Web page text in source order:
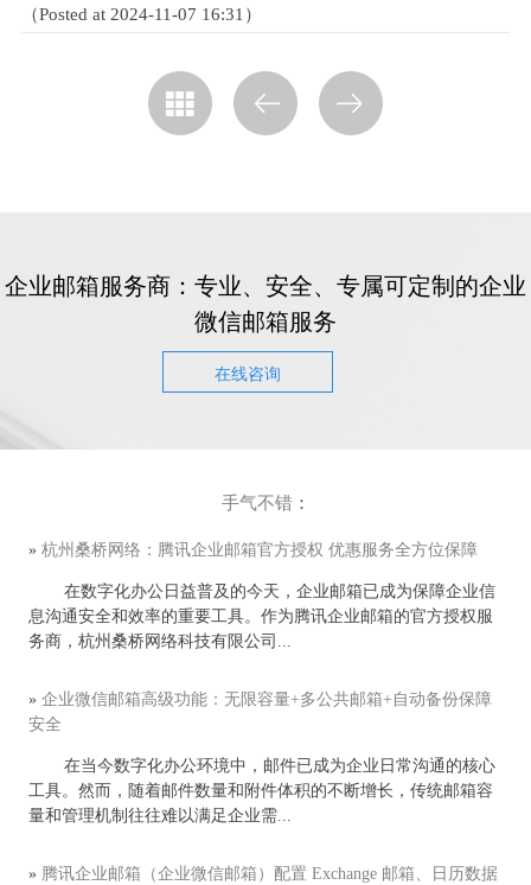
（Posted at 2024-11-07 16:31）
企业邮箱服务商：专业、安全、专属可定制的企业
微信邮箱服务
在线咨询
手气不错：
» 杭州桑桥网络：腾讯企业邮箱官方授权 优惠服务全方位保障
在数字化办公日益普及的今天，企业邮箱已成为保障企业信
息沟通安全和效率的重要工具。作为腾讯企业邮箱的官方授权服
务商，杭州桑桥网络科技有限公司...
» 企业微信邮箱高级功能：无限容量+多公共邮箱+自动备份保障
安全
在当今数字化办公环境中，邮件已成为企业日常沟通的核心
工具。然而，随着邮件数量和附件体积的不断增长，传统邮箱容
量和管理机制往往难以满足企业需...
» 腾讯企业邮箱（企业微信邮箱）配置 Exchange 邮箱、日历数据